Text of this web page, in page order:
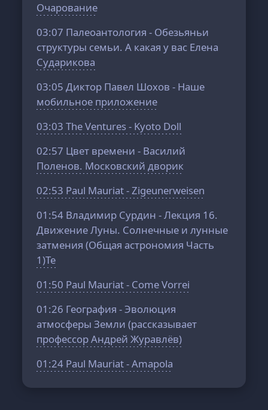
Очарование
03:07 Палеоантология - Обезьяньи
структуры семьи. А какая у вас Елена
Сударикова
03:05 Диктор Павел Шохов - Наше
мобильное приложение
03:03 The Ventures - Kyoto Doll
02:57 Цвет времени - Василий
Поленов. Московский дворик
02:53 Paul Mauriat - Zigeunerweisen
01:54 Владимир Сурдин - Лекция 16.
Движение Луны. Солнечные и лунные
затмения (Общая астрономия Часть
1)Te
01:50 Paul Mauriat - Come Vorrei
01:26 География - Эволюция
атмосферы Земли (рассказывает
профессор Андрей Журавлёв)
01:24 Paul Mauriat - Amapola